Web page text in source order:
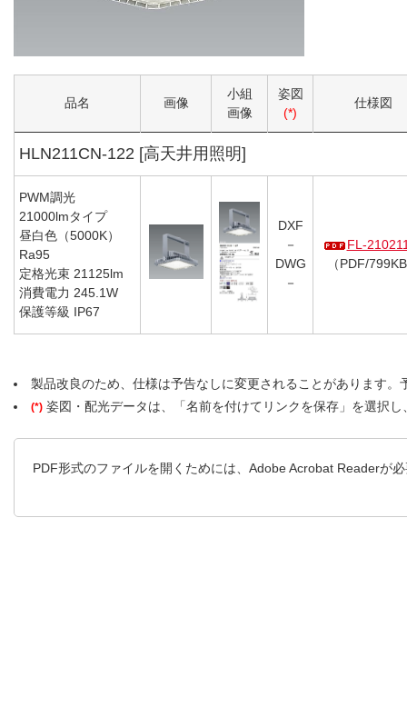
品名 画像
小組
画像
姿図
(*)
仕様図
HLN211CN-122 [高天井用照明]
PWM調光
21000lmタイプ
昼白色（5000K）
Ra95
定格光束 21125lm
消費電力 245.1W
保護等級 IP67
DXF
－
DWG
－
FL-
（PDF/
製品改良のため、仕様は予告なしに変更されることがあります。
(*) 姿図・配光データは、「名前を付けてリンクを保存」を選択
PDF形式のファイルを開くためには、Adobe Acrobat Readerが